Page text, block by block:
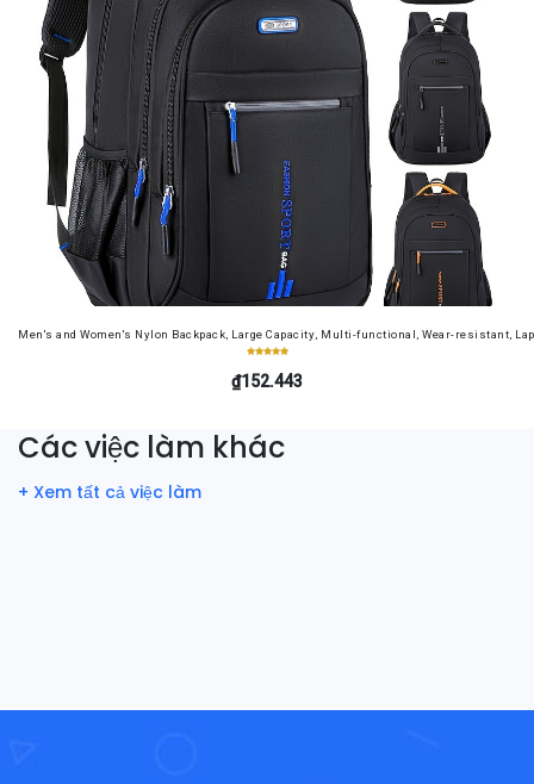
Men's and Women's Nylon Backpack, Large Capacity, Multi-functional, Wear-resistant,
₫152.443
Các việc làm khác
+ Xem tất cả việc làm